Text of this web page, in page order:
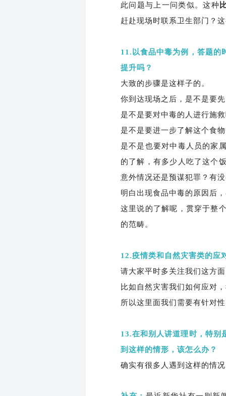
此问题与上一问类似。这种
赶赴现场时联系卫生部门？
11.以食品中毒为例，答题的
提升吗？
大致的步骤是这样子的。
你到达现场之后，是不是要
是不是要对中毒的人进行施
是不是要进一步了解这个食
是不是也要对中毒人员的家
的了解，有多少人吃了这个
意外情况还是预谋犯罪？有
明白出现食品中毒的原因后
这里说的了解呢，贯穿于整
的范畴。
12.疫情类和自然灾害类的应
请大家平时多关注我们这方
比如自然灾害我们如何应对
所以这里面我们需要有针对
13.在和别人讲道理时，特别
到这样的情形，该怎么办？
确实有很多人遇到这样的情